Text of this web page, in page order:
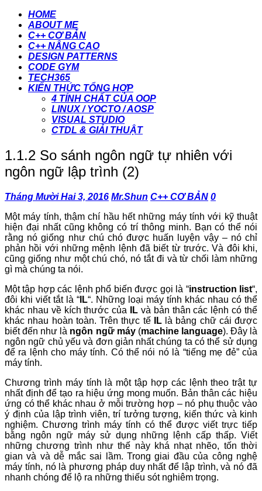
HOME
ABOUT ME
C++ CƠ BẢN
C++ NÂNG CAO
DESIGN PATTERNS
CODE GYM
TECH365
KIẾN THỨC TỔNG HỢP
4 TÍNH CHẤT CỦA OOP
LINUX / YOCTO / AOSP
VISUAL STUDIO
CTDL & GIẢI THUẬT
1.1.2 So sánh ngôn ngữ tự nhiên với
ngôn ngữ lập trình (2)
Tháng Mười Hai 3, 2016 Mr.Shun C++ CƠ BẢN 0
Một máy tính, thậm chí hầu hết những máy tính với kỹ thuật
hiện đại nhất cũng không có trí thông minh. Bạn có thể nói
rằng nó giống như chú chó được huấn luyện vậy – nó chỉ
phản hồi với những mệnh lệnh đã biết từ trước. Và đôi khi,
cũng giống như một chú chó, nó tắt đi và từ chối làm những
gì mà chúng ta nói.
Một tập hợp các lệnh phổ biến được gọi là “instruction list“,
đôi khi viết tắt là “ IL“. Những loại máy tính khác nhau có thể
khác nhau về kích thước của
IL và bản thân các lệnh có thể
khác nhau hoàn toàn. Trên thực tế
ILlà bảng chữ cái được
biết đến như là ngôn ngữ máy(machine language). Đây là
ngôn ngữ chủ yếu và đơn giản nhất chúng ta có thể sử dụng
để ra lệnh cho máy tính. Có thể nói nó là “tiếng mẹ đẻ” của
máy tính.
Chương trình máy tính là một tập hợp các lệnh theo trật tự
nhất định để tạo ra hiệu ứng mong muốn. Bản thân các hiệu
ứng có thể khác nhau ở mỗi trường hợp – nó phụ thuộc vào
ý định của lập trình viên, trí tưởng tượng, kiến thức và kinh
nghiệm. Chương trình máy tính có thể được viết trực tiếp
bằng ngôn ngữ máy sử dụng những lệnh cấp thấp. Viết
những chương trình như thế này khá nhạt nhẽo, tốn thời
gian và và dễ mắc sai lầm. Trong giai đầu của công nghệ
máy tính, nó là phương pháp duy nhất để lập trình, và nó đã
nhanh chóng để lộ ra những thiếu sót nghiêm trọng.